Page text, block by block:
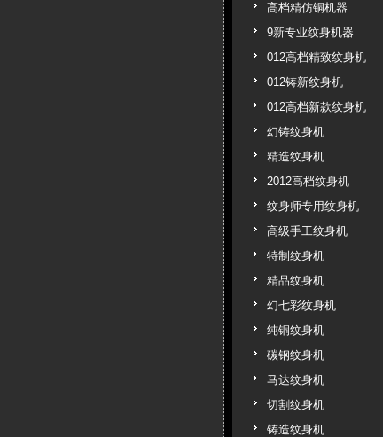
高档精仿铜机器
9新专业纹身机器
012高档精致纹身机
012铸新纹身机
012高档新款纹身机
幻铸纹身机
精造纹身机
2012高档纹身机
纹身师专用纹身机
高级手工纹身机
特制纹身机
精品纹身机
幻七彩纹身机
纯铜纹身机
碳钢纹身机
马达纹身机
切割纹身机
铸造纹身机